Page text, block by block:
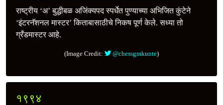
राष्ट्रीय ‘अ’ बुद्धीबळ अजिंक्यपद स्पर्धेत पुण्याच्या अभिजित कुंटेने
‘इंटरनॅशनल मास्टर’ किताबासाठीचे निकष पूर्ण केले. सध्या तो
ग्रँडमास्टर आहे.
(Image Credit: @chessgmkunte)
१९९४